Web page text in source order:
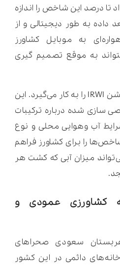
تا درصد این شاخص را اندازه
داده به طور دیجیتالی و از
به موبایل کشاورز
به موقع تصمیم گیری
علاوه بر آن، مصر اپلیکیشن IRWI را به کار می‌گیرد. این
سازی شده درباره ترکیبات
آب وهوایی محلی و نوع
را برای کشاورز فراهم
میزان آبی که کشت هر
کشاورزی عمودی و
سعودی صحراهای
دائمی در این کشور